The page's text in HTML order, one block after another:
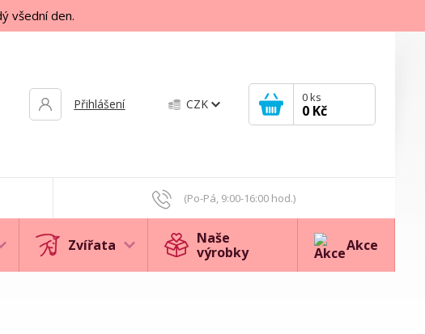
všední den.
CZK
Přihlášení 0ks
0 Kč
(Po-Pá, 9:00-16:00 hod.)
Zvířata
Naše
výrobky
Akce